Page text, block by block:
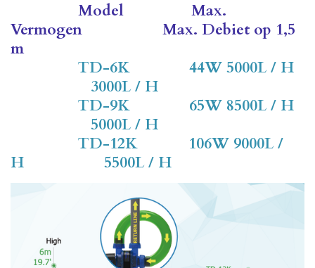
Model
Max.
Vermogen
Max. Debiet op 1,5
m
TD-6K 44W 5000L / H
3000L / H
TD-9K 65W 8500L / H
5000L / H
TD-12K 106W 9000L /
H 5500L / H